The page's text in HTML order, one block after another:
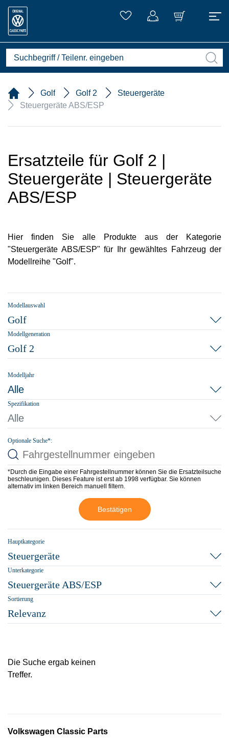
Golf Golf 2
Steuergeräte
Steuergeräte ABS/ESP
Ersatzteile für Golf 2 |
Steuergeräte | Steuergeräte
ABS/ESP
Hier finden Sie alle Produkte aus der Kategorie
"Steuergeräte ABS/ESP" für Ihr gewähltes Fahrzeug der
Modellreihe "Golf".
Modellauswahl
Golf
Modellgeneration
Golf 2
Modelljahr
Alle
Spezifikation
Alle
Optionale Suche*:
*Durch die Eingabe einer Fahrgestellnummer können Sie die Ersatzteilsuche
beschleunigen. Dieses Feature ist erst ab 1998 verfügbar. Sie können
alternativ im linken Bereich manuell filtern.
Bestätigen
Hauptkategorie
Steuergeräte
Unterkategorie
Steuergeräte ABS/ESP
Sortierung
Relevanz
Die Suche ergab keinen
Treffer.
Volkswagen Classic Parts